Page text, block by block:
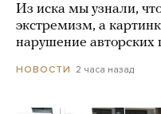
Из иска мы узнали,
экстремизм, а
нарушение авторских
НОВОСТИ 2 часа назад